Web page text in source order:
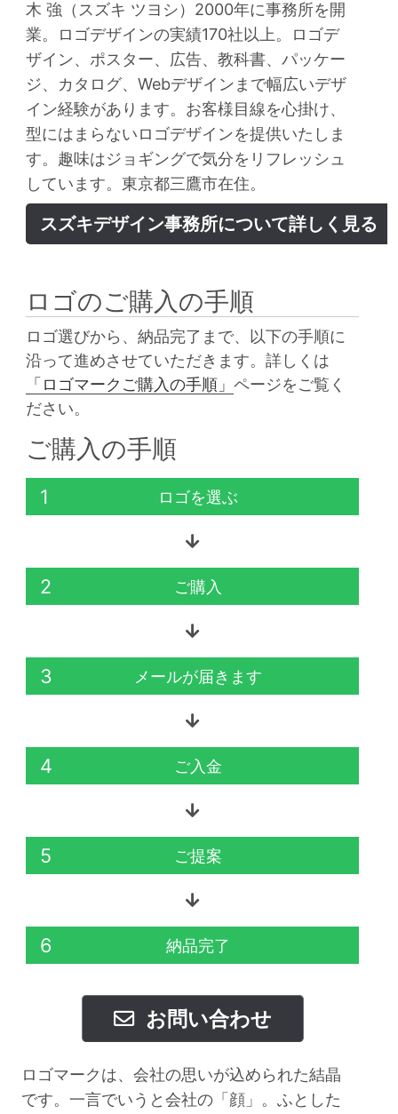
木 強（スズキ ツヨシ）2000年に事務所を開
業。ロゴデザインの実績170社以上。ロゴデ
ザイン、ポスター、広告、教科書、パッケー
ジ、カタログ、Webデザインまで幅広いデザ
イン経験があります。お客様目線を心掛け、
型にはまらないロゴデザインを提供いたしま
す。趣味はジョギングで気分をリフレッシュ
しています。東京都三鷹市在住。
スズキデザイン事務所について詳しく見る
ロゴのご購入の手順
ロゴ選びから、納品完了まで、以下の手順に
沿って進めさせていただきます。詳しくは
「ロゴマークご購入の手順」ページをご覧く
ださい。
ご購入の手順
1 ロゴを選ぶ
2 ご購入
3 メールが届きます
4 ご入金
5 ご提案
6 納品完了
お問い合わせ
ロゴマークは、会社の思いが込められた結晶
です。一言でいうと会社の「顔」。ふとした